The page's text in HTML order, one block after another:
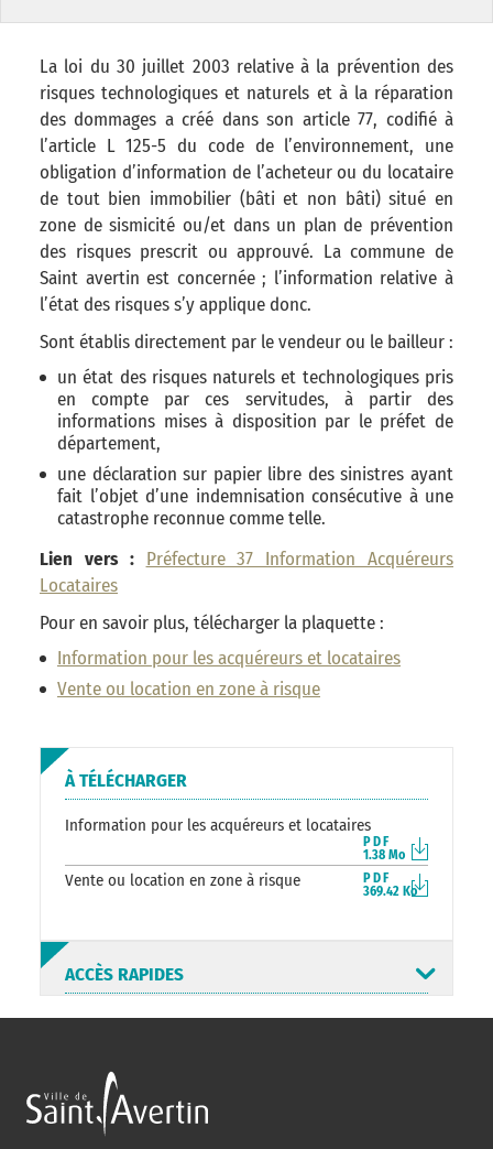
La loi du 30 juillet 2003 relative à la prévention des
risques technologiques et naturels et à la réparation
des dommages a créé dans son article 77, codifié à
l’article L 125-5 du code de l’environnement, une
obligation d’information de l’acheteur ou du locataire
de tout bien immobilier (bâti et non bâti) situé en
zone de sismicité ou/et dans un plan de prévention
des risques prescrit ou approuvé. La commune de
Saint avertin est concernée ; l’information relative à
l’état des risques s’y applique donc.
Sont établis directement par le vendeur ou le bailleur :
un état des risques naturels et technologiques pris
en compte par ces servitudes, à partir des
informations mises à disposition par le préfet de
département,
une déclaration sur papier libre des sinistres ayant
fait l’objet d’une indemnisation consécutive à une
catastrophe reconnue comme telle.
Lien vers : Préfecture 37 Information Acquéreurs
Locataires
Pour en savoir plus, télécharger la plaquette :
Information pour les acquéreurs et locataires
Vente ou location en zone à risque
À TÉLÉCHARGER
Information pour les acquéreurs et locataires
PDF
1.38 Mo
Vente ou location en zone à risque
PDF
369.42 Ko
ACCÈS RAPIDES
ANNUAIRE
HORAIRES